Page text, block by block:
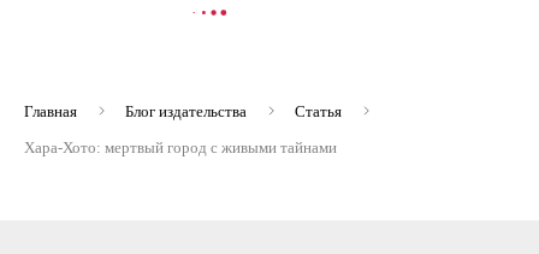
В КОРЗИНУ
Главная Блог издательства
Статья
Хара-Хото: мертвый город с живыми тайнами